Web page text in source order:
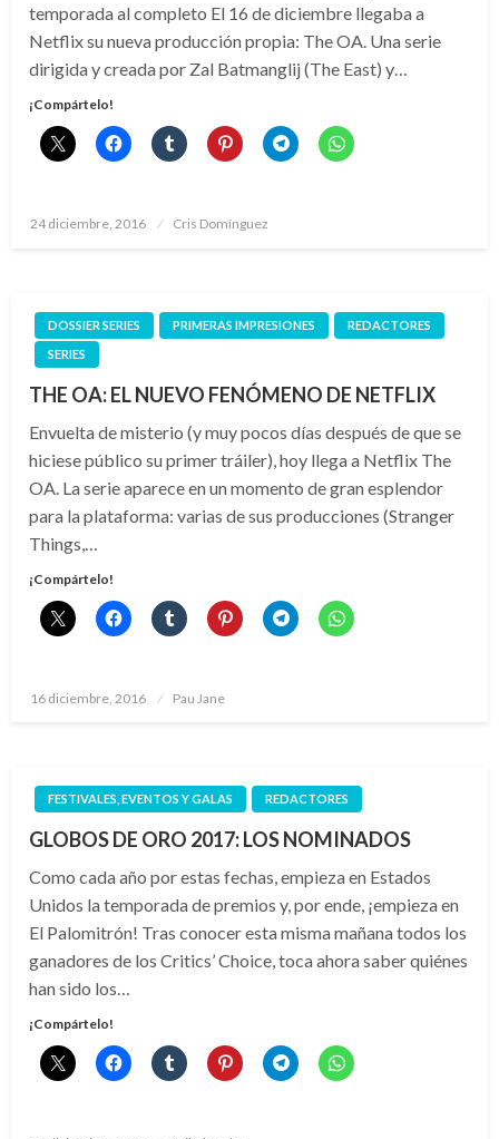
temporada al completo El 16 de diciembre llegaba a
Netflix su nueva producción propia: The OA. Una serie
dirigida y creada por Zal Batmanglij (The East) y…
¡Compártelo!
Publicado
24 diciembre, 2016 Cris Domínguez
DOSSIER SERIES PRIMERAS IMPRESIONES
REDACTORES
SERIES
THE OA: EL NUEVO FENÓMENO DE NETFLIX
Envuelta de misterio (y muy pocos días después de que se
hiciese público su primer tráiler), hoy llega a Netflix The
OA. La serie aparece en un momento de gran esplendor
para la plataforma: varias de sus producciones (Stranger
Things,…
¡Compártelo!
Publicado
16 diciembre, 2016 Pau Jane
FESTIVALES, EVENTOS Y GALAS REDACTORES
GLOBOS DE ORO 2017: LOS NOMINADOS
Como cada año por estas fechas, empieza en Estados
Unidos la temporada de premios y, por ende, ¡empieza en
El Palomitrón! Tras conocer esta misma mañana todos los
ganadores de los Critics’ Choice, toca ahora saber quiénes
han sido los…
¡Compártelo!